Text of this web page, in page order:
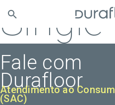
Single
Fale com
Durafloor
Atendimento ao
(SAC)